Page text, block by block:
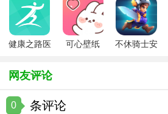
健康之路医
可心壁纸
不休骑士安
网友评论
0 条评论